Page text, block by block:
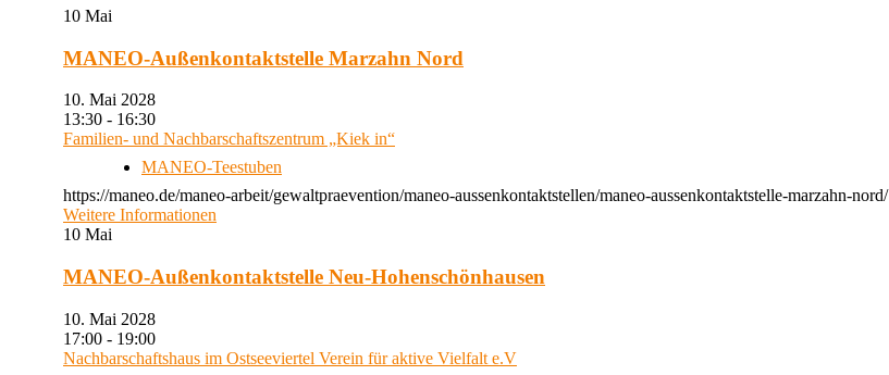
10 Mai
MANEO-Außenkontaktstelle Marzahn Nord
10. Mai 2028
13:30 - 16:30
Familien- und Nachbarschaftszentrum „Kiek in“
MANEO-Teestuben
https://maneo.de/maneo-arbeit/gewaltpraevention/maneo-aussenkontaktstellen/maneo-aussenkontaktstelle-marzahn-nord/
Weitere Informationen
10 Mai
MANEO-Außenkontaktstelle Neu-Hohenschönhausen
10. Mai 2028
17:00 - 19:00
Nachbarschaftshaus im Ostseeviertel Verein für aktive Vielfalt e.V